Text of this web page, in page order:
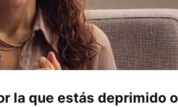
la que estás deprimido o